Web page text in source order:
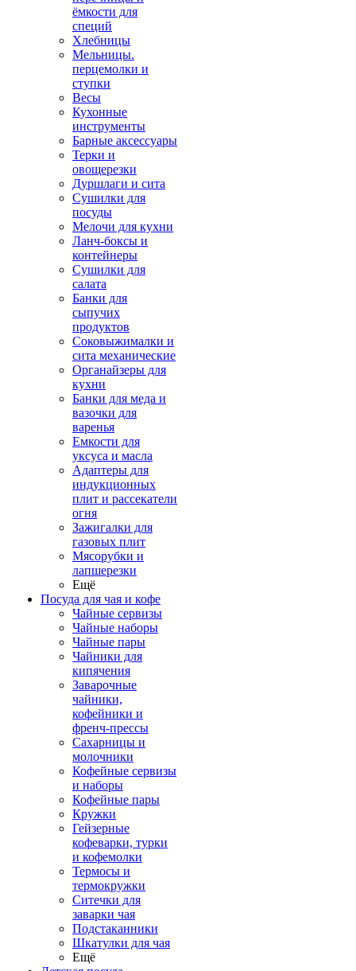
ёмкости для
специй
Хлебницы
Мельницы.
перцемолки и
ступки
Весы
Кухонные
инструменты
Барные аксессуары
Терки и
овощерезки
Дуршлаги и сита
Сушилки для
посуды
Мелочи для кухни
Ланч-боксы и
контейнеры
Сушилки для
салата
Банки для
сыпучих
продуктов
Соковыжималки и
сита механические
Органайзеры для
кухни
Банки для меда и
вазочки для
варенья
Емкости для
уксуса и масла
Адаптеры для
индукционных
плит и рассекатели
огня
Зажигалки для
газовых плит
Мясорубки и
лапшерезки
Ещё
Посуда для чая и кофе
Чайные сервизы
Чайные наборы
Чайные пары
Чайники для
кипячения
Заварочные
чайники,
кофейники и
френч-прессы
Сахарницы и
молочники
Кофейные сервизы
и наборы
Кофейные пары
Кружки
Гейзерные
кофеварки, турки
и кофемолки
Термосы и
термокружки
Ситечки для
заварки чая
Подстаканники
Шкатулки для чая
Ещё